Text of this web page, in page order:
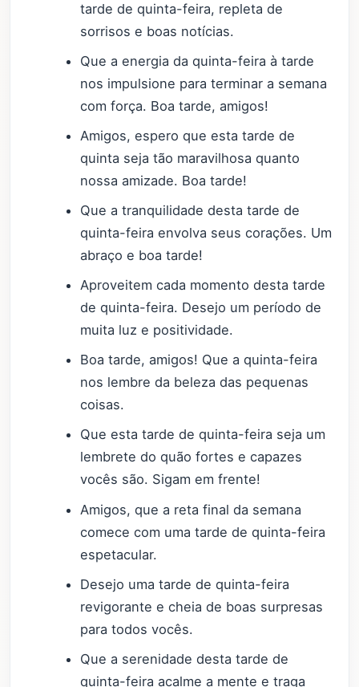
tarde de quinta-feira, repleta de
sorrisos e boas notícias.
Que a energia da quinta-feira à tarde
nos impulsione para terminar a semana
com força. Boa tarde, amigos!
Amigos, espero que esta tarde de
quinta seja tão maravilhosa quanto
nossa amizade. Boa tarde!
Que a tranquilidade desta tarde de
quinta-feira envolva seus corações. Um
abraço e boa tarde!
Aproveitem cada momento desta tarde
de quinta-feira. Desejo um período de
muita luz e positividade.
Boa tarde, amigos! Que a quinta-feira
nos lembre da beleza das pequenas
coisas.
Que esta tarde de quinta-feira seja um
lembrete do quão fortes e capazes
vocês são. Sigam em frente!
Amigos, que a reta final da semana
comece com uma tarde de quinta-feira
espetacular.
Desejo uma tarde de quinta-feira
revigorante e cheia de boas surpresas
para todos vocês.
Que a serenidade desta tarde de
quinta-feira acalme a mente e traga